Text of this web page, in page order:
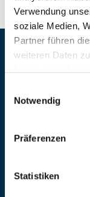
Verwendung
soziale Medien,
Partner führen
weiteren Daten
jederzeit auf
Notwendig
Präferenzen
Statistiken
Home